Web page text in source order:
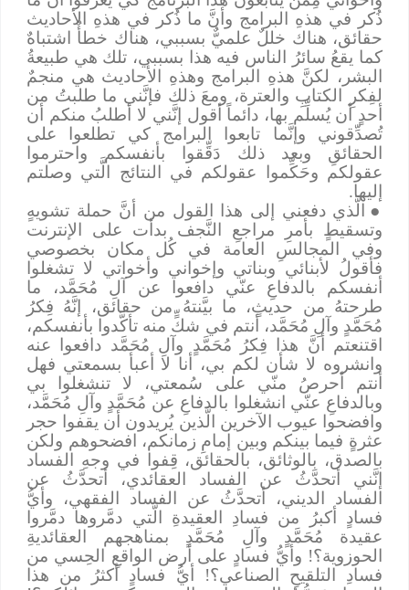
ذُكر في هذهِ البرامج وأنَّ ما ذُكر في هذهِ الأحاديث
حقائق، هناك خللٌ علميٌّ بسببي، هناك خطأٌ اشتباهٌ
كما يقعُ سائرُ الناس فيه هذا بسببي، تلك هي طبيعةُ
البشر، لكنَّ هذهِ البرامج وهذهِ الأحاديث هي منجمٌ
لفِكرِ الكتابِ والعترة، ومعَ ذلك فإنَّني ما طلبتُ من
أحدٍ أن يُسلِّم بها، دائماً أقول إنَّني لا أطلبُ منكم أن
تُصدِّقوني وإنَّما تابعوا البرامج كي تطلعوا على
الحقائقِ وبعد ذلك دَقِّقوا بأنفسكم واحترموا
عقولكم وحَكِّموا عقولكم في النتائج الَّتي وصلتم
إليها.
●الَّذي دفعني إلى هذا القول من أنَّ حملة تشويهٍ
وتسقيطٍ بأمرِ مراجعِ النَّجف بدأت على الإنترنت
وفي المجالسِ العامة في كُل مكان بخصوصي
فأقولُ لأبنائي وبناتي وإخواني وأخواتي لا تشغلوا
أنفسكم بالدفاعِ عنّي دافعوا عن آلِ مُحَمَّد، ما
طرحتهُ من حديثٍ، ما بيَّنتهُ من حقائق، إنَّهُ فِكرُ
مُحَمَّدٍ وآلِ مُحَمَّد، أنتم في شكٍّ منه تأكَّدوا بأنفسكم،
اقتنعتم أنَّ هذا فِكرُ مُحَمَّدٍ وآلِ مُحَمَّد دافعوا عنه
وانشروه لا شأن لكم بي، أنا لا أعبأ بسمعتي فهل
أنتم أحرصُ منّي على سُمعتي، لا تنشغلوا بي
وبالدفاعِ عنّي انشغلوا بالدفاعِ عن مُحَمَّدٍ وآلِ مُحَمَّد،
وافضحوا عيوب الآخرين الَّذين يُريدون أن يقفوا حجر
عثرةٍ فيما بينكم وبين إمامِ زمانكم، افضحوهم ولكن
بالصدق، بالوثائق، بالحقائق، قِفوا في وجهِ الفساد
إنَّني أتحدَّثُ عن الفساد العقائدي، أتحدَّثُ عن
الفساد الديني، أتحدَّثُ عن الفساد الفقهي، وأيُّ
فسادٍ أكبرُ من فسادِ العقيدةِ الَّتي دمَّروها دمَّروا
عقيدة مُحَمَّدٍ وآلِ مُحَمَّدٍ بمناهجهم العقائديةِ
الحوزوية؟! وأيُّ فسادٍ على أرض الواقعِ الحِسي من
فسادِ التلقيحِ الصناعي؟! أيُّ فسادٍ أكثرُ من هذا